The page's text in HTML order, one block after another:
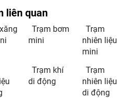
liên quan
Trạm bơm
mini
Trạm
nhiên liệu
mini
Trạm khí
di động
Trạm
nhiên liệu
di động